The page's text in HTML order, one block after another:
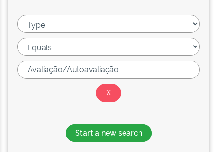
Start a new search